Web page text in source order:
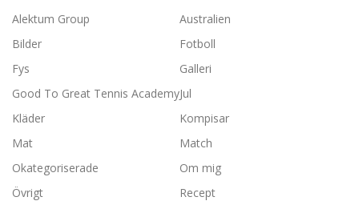
Alektum Group
Australien
Bilder
Fotboll
Fys
Galleri
Good To Great Tennis AcademyJul
Kläder
Kompisar
Mat
Match
Okategoriserade
Om mig
Övrigt
Recept